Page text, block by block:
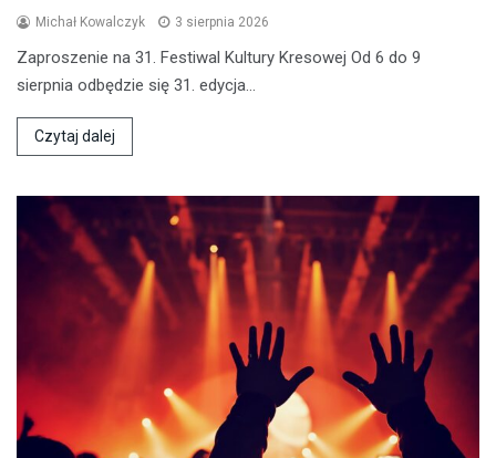
Michał Kowalczyk 3 sierpnia 2026
Zaproszenie na 31. Festiwal Kultury Kresowej Od 6 do 9
sierpnia odbędzie się 31. edycja…
Czytaj dalej